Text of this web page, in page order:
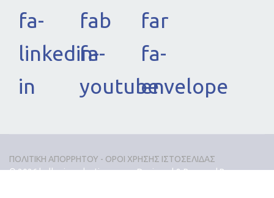
fa-
linkedin-
in
fab
fa-
youtube
far
fa-
envelope
ΠΟΛΙΤΙΚΗ ΑΠΟΡΡΗΤΟΥ - ΟΡΟΙ ΧΡΗΣΗΣ ΙΣΤΟΣΕΛΙΔΑΣ
© 2026 hellenicevaluation.org.gr. Designed & Powered By